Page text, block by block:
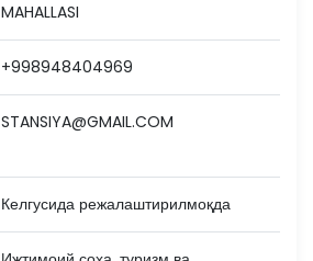
MAHALLASI
+998948404969
STANSIYA@GMAIL.COM
Келгусида режалаштирилмоқда